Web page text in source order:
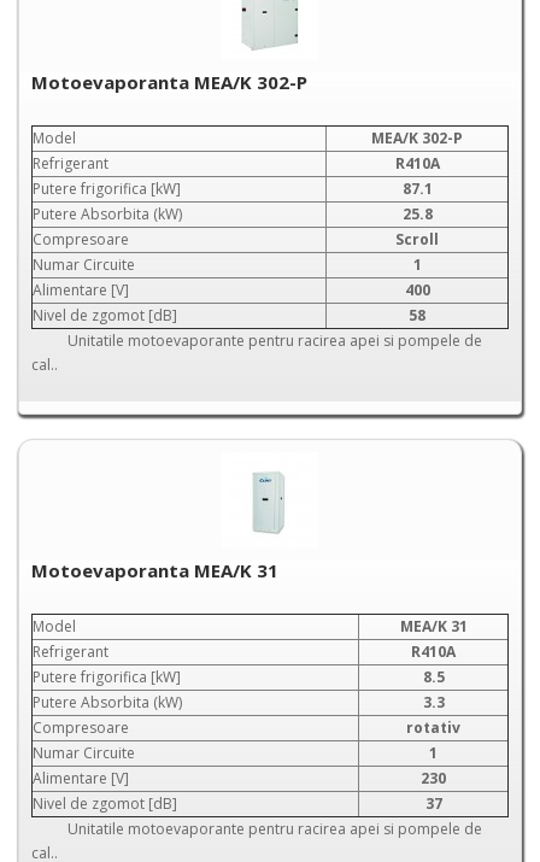
Motoevaporanta MEA/K 302-P
Model
MEA/K 302-P
Refrigerant
R410A
Putere frigorifica [kW]
87.1
Putere Absorbita (kW)
25.8
Compresoare
Scroll
Numar Circuite
1
Alimentare [V]
400
Nivel de zgomot [dB]
58
Unitatile motoevaporante pentru racirea apei si pompele de
cal..
Motoevaporanta MEA/K 31
Model
MEA/K 31
Refrigerant
R410A
Putere frigorifica [kW]
8.5
Putere Absorbita (kW)
3.3
Compresoare
rotativ
Numar Circuite
1
Alimentare [V]
230
Nivel de zgomot [dB]
37
Unitatile motoevaporante pentru racirea apei si pompele de
cal..